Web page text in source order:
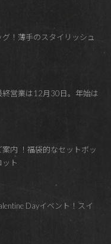
！薄手のスタイリッシュ
営業は12月30日。年始は
内 ！福袋的なセットボッ
ト
Dayイベント！スイ